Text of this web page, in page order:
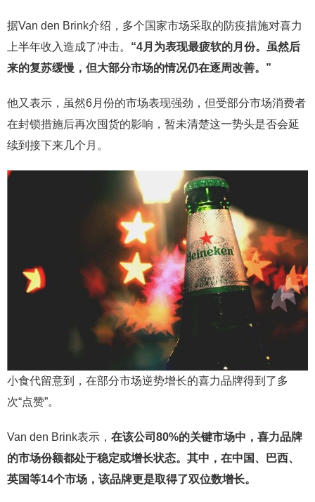
据Van den Brink介绍，多个国家市场采取的防疫措施对喜力
上半年收入造成了冲击。 “4月为表现最疲软的月份。虽然后
来的复苏缓慢，但大部分市场的情况仍在逐周改善。”
他又表示，虽然6月份的市场表现强劲，但受部分市场消费者
在封锁措施后再次囤货的影响，暂未清楚这一势头是否会延
续到接下来几个月。
小食代留意到，在部分市场逆势增长的喜力品牌得到了多
次“点赞”。
Van den Brink表示， 在该公司80%的关键市场中，喜力品牌
的市场份额都处于稳定或增长状态。其中，在中国、巴西、
英国等14个市场，该品牌更是取得了双位数增长。